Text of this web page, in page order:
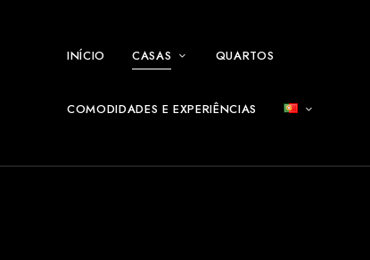
INÍCIO CASAS QUARTOS
COMODIDADES E EXPERIÊNCIAS